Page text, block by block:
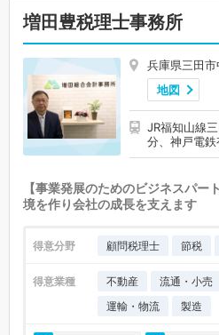
増田豊税理士事務所
兵庫県三田
地図
JR福知山線
分、神戸電
【事業発展のためのビジネスパー
境を作り会社の成長を支えます
得意分野 顧問税理士 節税
得意業種 不動産 流通・小売
運輸・物流
製造